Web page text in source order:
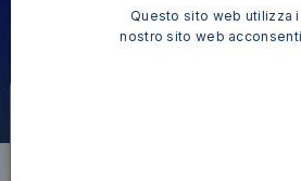
TI
Questo sito web utilizza
nostro sito web